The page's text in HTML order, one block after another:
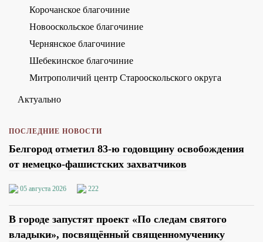
Корочанское благочиние
Новооскольское благочиние
Чернянское благочиние
Шебекинское благочиние
Митрополичий центр Старооскольского округа
Актуально
ПОСЛЕДНИЕ НОВОСТИ
Белгород отметил 83-ю годовщину освобождения
от немецко-фашистских захватчиков
05 августа 2026 222
В городе запустят проект «По следам святого
владыки», посвящённый священномученику